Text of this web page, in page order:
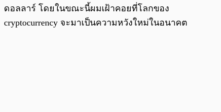
ดอลลาร์ โดยในขณะนี้ผมเฝ้าคอยที่โลกของ
cryptocurrency จะมาเป็นความหวังใหม่ในอนาคต